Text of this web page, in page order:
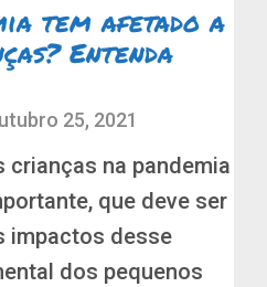
tem afetado a
Entenda
25, 2021
crianças na pandemia
que deve ser
impactos desse
dos pequenos